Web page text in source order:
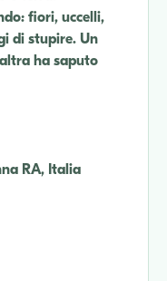
fiori, uccelli,
di stupire. Un
ha saputo
RA, Italia